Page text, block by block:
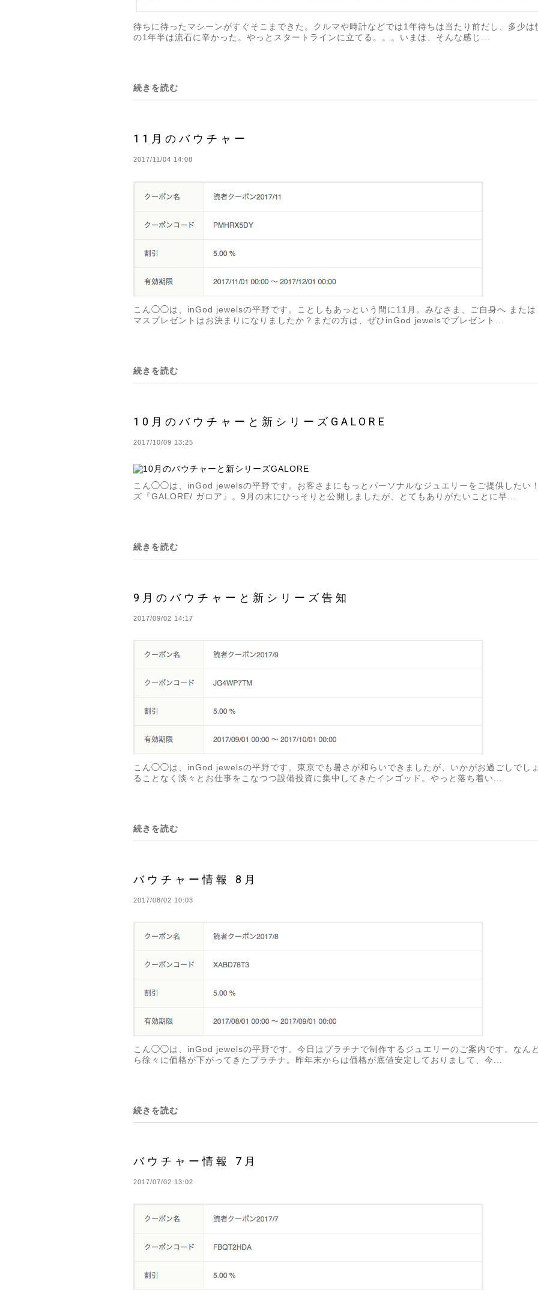
待ちに待ったマシーンがすぐそこまできた。クルマや時計などでは1年待ちは当たり前だし、多少
の1年半は流石に辛かった。やっとスタートラインに立てる。。。いまは、そんな感じ...
続きを読む
11月のバウチャー
2017/11/04 14:08
こん◯◯は、inGod jewelsの平野です。ことしもあっという間に11月。みなさま、ご自身へ または
マスプレゼントはお決まりになりましたか？まだの方は、ぜひinGod jewelsでプレゼント...
続きを読む
10月のバウチャーと新シリーズGALORE
2017/10/09 13:25
こん◯◯は、inGod jewelsの平野です。お客さまにもっとパーソナルなジュエリーをご提供したい
ズ『GALORE/ ガロア』。9月の末にひっそりと公開しましたが、とてもありがたいことに早...
続きを読む
9月のバウチャーと新シリーズ告知
2017/09/02 14:17
こん◯◯は、inGod jewelsの平野です。東京でも暑さが和らいできましたが、いかがお過ごしでし
ることなく淡々とお仕事をこなつつ設備投資に集中してきたインゴッド。やっと落ち着い...
続きを読む
バウチャー情報 8月
2017/08/02 10:03
こん◯◯は、inGod jewelsの平野です。今日はプラチナで制作するジュエリーのご案内です。なん
ら徐々に価格が下がってきたプラチナ。昨年末からは価格が底値安定しておりまして、今...
続きを読む
バウチャー情報 7月
2017/07/02 13:02